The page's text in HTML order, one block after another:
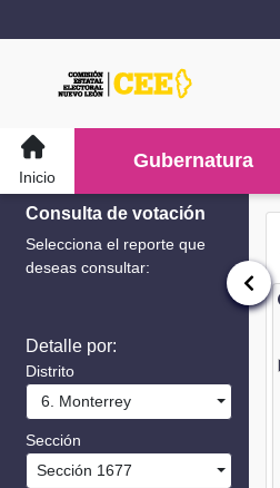
Inicio
Gubernatura
Consulta de votación
Selecciona el reporte que
deseas consultar:
Detalle por:
Distrito
6. Monterrey
Sección
Sección 1677